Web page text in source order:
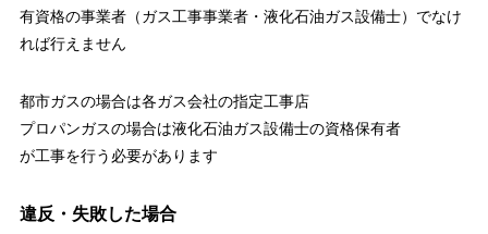
有資格の事業者（ガス工事事業者・液化石油ガス設備士）でなけ
れば行えません
都市ガスの場合は各ガス会社の指定工事店
プロパンガスの場合は液化石油ガス設備士の資格保有者
が工事を行う必要があります
違反・失敗した場合